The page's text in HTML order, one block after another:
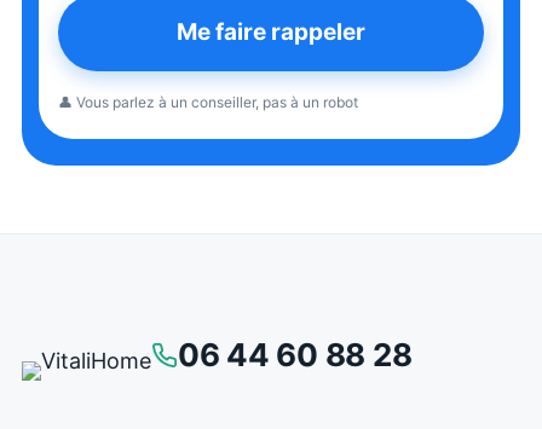
Me faire rappeler
👤 Vous parlez à un conseiller, pas à un robot
06 44 60 88 28